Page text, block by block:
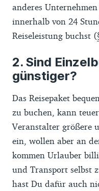
anderes
innerhalb von 24
Reiseleistung buchst (
Sind
günstiger?
Das Reisepaket
zu buchen, kann
Veranstalter größere
ein, wollen aber an
kommen Urlauber
und Transport selbst
hast Du dafür auch